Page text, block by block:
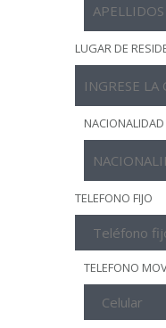
LUGAR DE
NACIONALIDAD
TELEFONO FIJO
TELEFONO